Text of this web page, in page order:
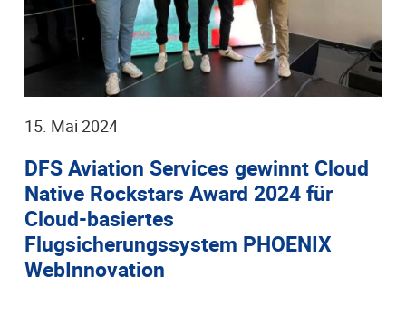
15. Mai 2024
DFS Aviation Services gewinnt Cloud
Native Rockstars Award 2024 für
Cloud-basiertes
Flugsicherungssystem PHOENIX
WebInnovation